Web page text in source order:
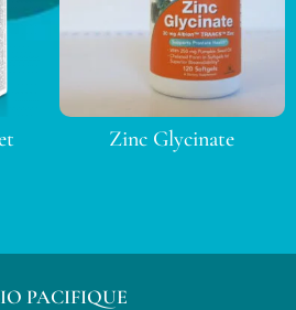
Zinc Glycinate
PACIFIQUE